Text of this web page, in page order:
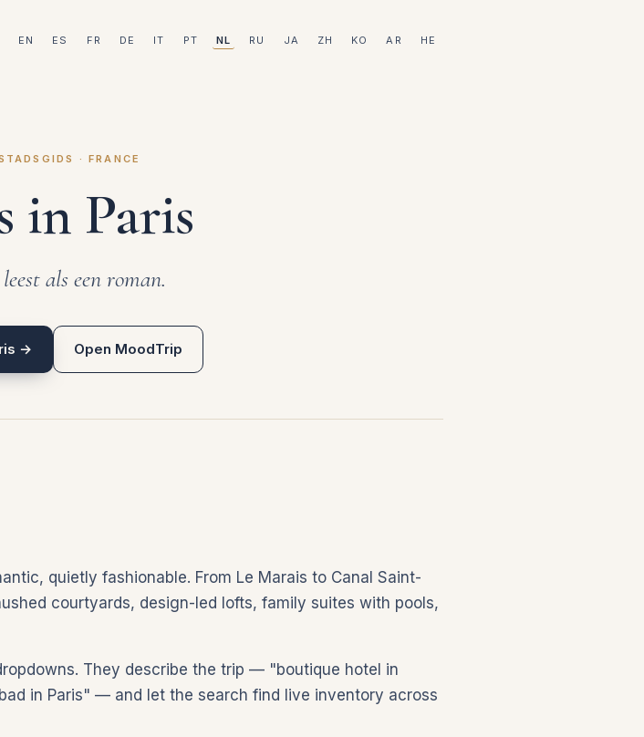
EN ES FR DE IT PT NL RU JA ZH KO AR HE
· FRANCE
in Paris
als een roman.
→ Open MoodTrip
quietly fashionable. From Le Marais to Canal Saint-
courtyards, design-led lofts, family suites with pools,
They describe the trip — "boutique hotel in
in Paris" — and let the search find live inventory across